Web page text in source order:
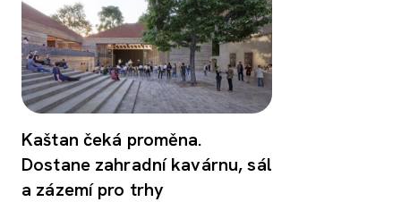
Kaštan čeká proměna.
Dostane zahradní kavárnu, sál
a zázemí pro trhy